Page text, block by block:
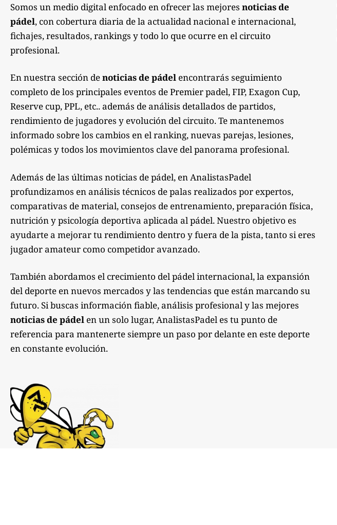
Somos un medio digital enfocado en ofrecer las mejores noticias de
pádel, con cobertura diaria de la actualidad nacional e internacional,
fichajes, resultados, rankings y todo lo que ocurre en el circuito
profesional.
En nuestra sección denoticias de pádel encontrarás seguimiento
completo de los principales eventos de Premier padel, FIP, Exagon Cup,
Reserve cup, PPL, etc.. además de análisis detallados de partidos,
rendimiento de jugadores y evolución del circuito. Te mantenemos
informado sobre los cambios en el ranking, nuevas parejas, lesiones,
polémicas y todos los movimientos clave del panorama profesional.
Además de las últimas noticias de pádel, en AnalistasPadel
profundizamos en análisis técnicos de palas realizados por expertos,
comparativas de material, consejos de entrenamiento, preparación física,
nutrición y psicología deportiva aplicada al pádel. Nuestro objetivo es
ayudarte a mejorar tu rendimiento dentro y fuera de la pista, tanto si eres
jugador amateur como competidor avanzado.
También abordamos el crecimiento del pádel internacional, la expansión
del deporte en nuevos mercados y las tendencias que están marcando su
futuro. Si buscas información fiable, análisis profesional y las mejores
noticias de pádel en un solo lugar, AnalistasPadel es tu punto de
referencia para mantenerte siempre un paso por delante en este deporte
en constante evolución.